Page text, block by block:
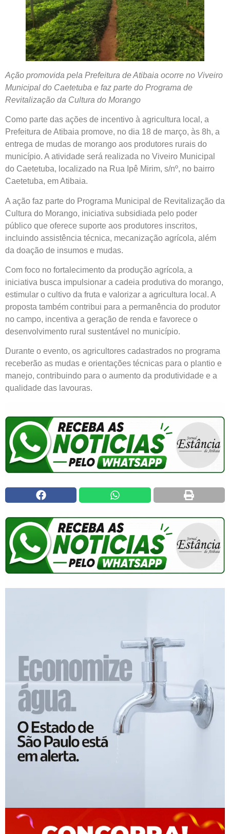
Ação promovida pela Prefeitura de Atibaia ocorre no Viveiro
Municipal do Caetetuba e faz parte do Programa de
Revitalização da Cultura do Morango
Como parte das ações de incentivo à agricultura local, a
Prefeitura de Atibaia promove, no dia 18 de março, às 8h, a
entrega de mudas de morango aos produtores rurais do
município. A atividade será realizada no Viveiro Municipal
do Caetetuba, localizado na Rua Ipê Mirim, s/nº, no bairro
Caetetuba, em Atibaia.
A ação faz parte do Programa Municipal de Revitalização da
Cultura do Morango, iniciativa subsidiada pelo poder
público que oferece suporte aos produtores inscritos,
incluindo assistência técnica, mecanização agrícola, além
da doação de insumos e mudas.
Com foco no fortalecimento da produção agrícola, a
iniciativa busca impulsionar a cadeia produtiva do morango,
estimular o cultivo da fruta e valorizar a agricultura local. A
proposta também contribui para a permanência do produtor
no campo, incentiva a geração de renda e favorece o
desenvolvimento rural sustentável no município.
Durante o evento, os agricultores cadastrados no programa
receberão as mudas e orientações técnicas para o plantio e
manejo, contribuindo para o aumento da produtividade e a
qualidade das lavouras.